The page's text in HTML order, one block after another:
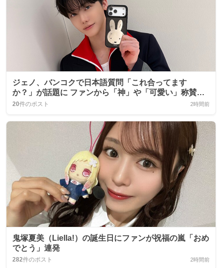
ジェノ、バンコクで日本語質問「これ合ってます
か？」が話題に ファンから「神」や「可愛い」称賛の
声
20件のポスト 2時間前
鬼塚夏美（Liella!）の誕生日にファンが祝福の嵐「おめ
でとう」連発
282件のポスト 2時間前